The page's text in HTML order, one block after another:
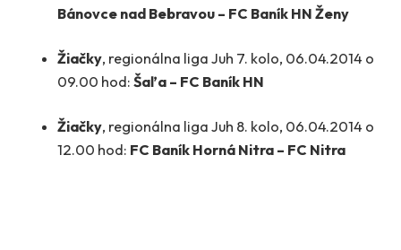
Bánovce nad Bebravou – FC Baník HN Ženy
Žiačky, regionálna liga Juh 7. kolo, 06.04.2014 o
09.00 hod: Šaľa – FC Baník HN
Žiačky, regionálna liga Juh 8. kolo, 06.04.2014 o
12.00 hod: FC Baník Horná Nitra – FC Nitra